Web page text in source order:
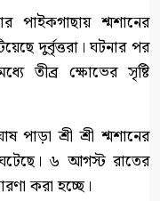
পাইকগাছায় শ্মশানের
দুর্বৃত্তরা। ঘটনার পর
তীব্র ক্ষোভের সৃষ্টি
শ্রী শ্রী শ্মশানের
৬ আগস্ট রাতের
করা হচ্ছে।